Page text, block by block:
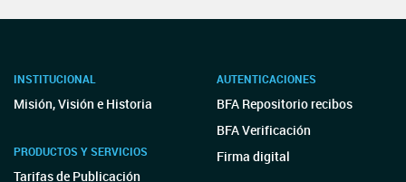
INSTITUCIONAL
Misión, Visión e Historia
PRODUCTOS Y SERVICIOS
Tarifas de Publicación
AUTENTICACIONES
BFA Repositorio recibos
BFA Verificación
Firma digital